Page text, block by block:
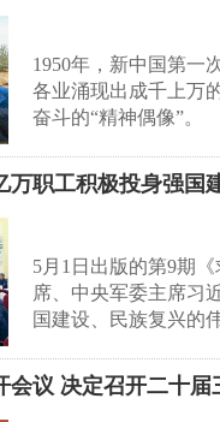
1950年，新中国第一
各业涌现出成千上万
奋斗的“精神偶像”。
万职工积极投身强国
5月1日出版的第9期
席、中央军委主席习
国建设、民族复兴的
会议 决定召开二十